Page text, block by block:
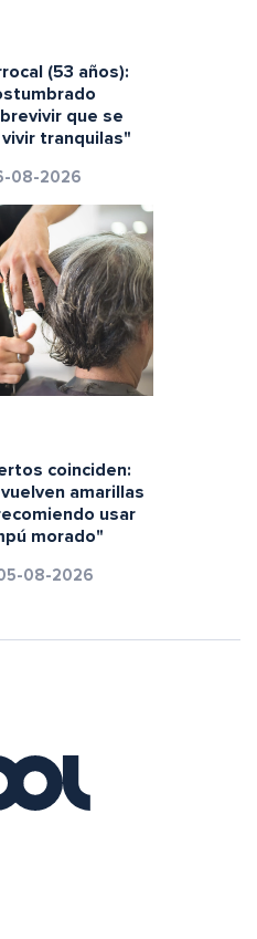
(53 años):
que se
tranquilas"
08-2026
coinciden:
amarillas
usar
morado"
08-2026